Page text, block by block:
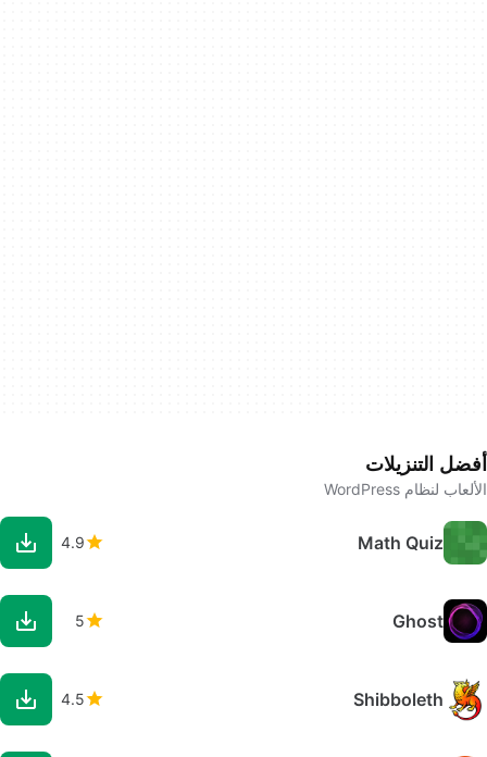
أفضل التنزيلات
الألعاب لنظام WordPress
Math Quiz
4.9
Ghost
5
Shibboleth
4.5